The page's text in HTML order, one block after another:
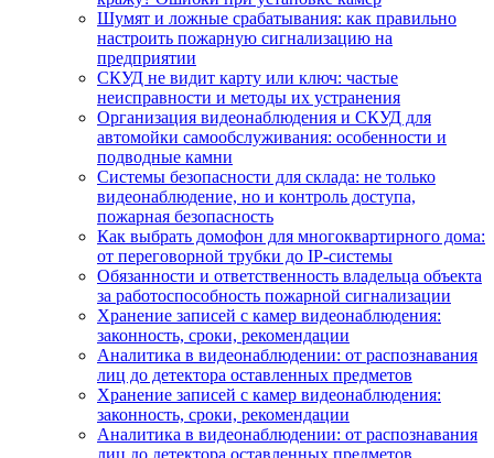
Шумят и ложные срабатывания: как правильно
настроить пожарную сигнализацию на
предприятии
СКУД не видит карту или ключ: частые
неисправности и методы их устранения
Организация видеонаблюдения и СКУД для
автомойки самообслуживания: особенности и
подводные камни
Системы безопасности для склада: не только
видеонаблюдение, но и контроль доступа,
пожарная безопасность
Как выбрать домофон для многоквартирного дома:
от переговорной трубки до IP-системы
Обязанности и ответственность владельца объекта
за работоспособность пожарной сигнализации
Хранение записей с камер видеонаблюдения:
законность, сроки, рекомендации
Аналитика в видеонаблюдении: от распознавания
лиц до детектора оставленных предметов
Хранение записей с камер видеонаблюдения:
законность, сроки, рекомендации
Аналитика в видеонаблюдении: от распознавания
лиц до детектора оставленных предметов